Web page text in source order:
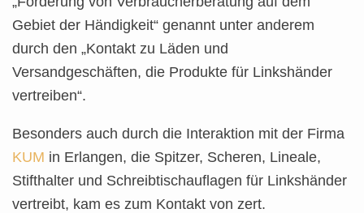
Gebiet der Händigkeit“ genannt unter anderem
durch den „Kontakt zu Läden und
Versandgeschäften, die Produkte für Linkshänder
vertreiben“.
Besonders auch durch die Interaktion mit der Firma
KUM in Erlangen, die Spitzer, Scheren, Lineale,
Stifthalter und Schreibtischauflagen für Linkshänder
vertreibt, kam es zum Kontakt von zert.